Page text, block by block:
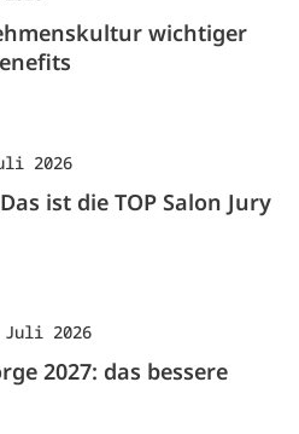
wichtiger
2026
ist die TOP Salon Jury
2026
2027: das bessere